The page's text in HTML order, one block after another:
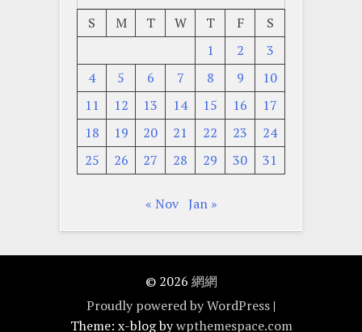
S
M T W T F
S
1
2
3
4
5 6 7 8 9
10
11
12 13 14 15 16
17
18
19 20 21 22 23
24
25
26 27 28 29 30 31
« Nov Jan »
© 2026 網網
Proudly powered by WordPress |
Theme: x-blog bywpthemespace.com